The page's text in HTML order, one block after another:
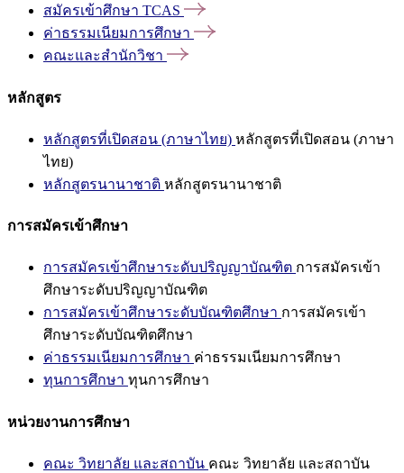
สมัครเข้าศึกษา TCAS
ค่าธรรมเนียมการศึกษา
คณะและสำนักวิชา
หลักสูตร
หลักสูตรที่เปิดสอน (ภาษาไทย) หลักสูตรที่เปิดสอน (ภาษา
ไทย)
หลักสูตรนานาชาติ หลักสูตรนานาชาติ
การสมัครเข้าศึกษา
การสมัครเข้าศึกษาระดับปริญญาบัณฑิต การสมัครเข้า
ศึกษาระดับปริญญาบัณฑิต
การสมัครเข้าศึกษาระดับบัณฑิตศึกษา การสมัครเข้า
ศึกษาระดับบัณฑิตศึกษา
ค่าธรรมเนียมการศึกษา ค่าธรรมเนียมการศึกษา
ทุนการศึกษา ทุนการศึกษา
หน่วยงานการศึกษา
คณะ วิทยาลัย และสถาบัน คณะ วิทยาลัย และสถาบัน